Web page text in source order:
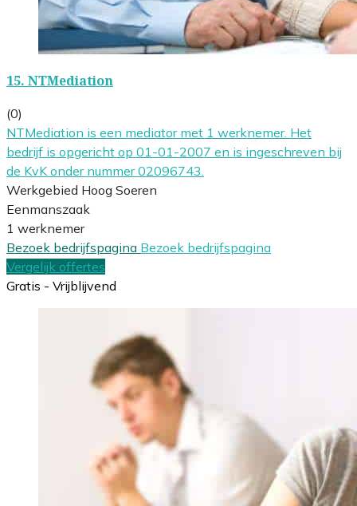
15. NTMediation
(0)
NTMediation is een mediator met 1 werknemer. Het
bedrijf is opgericht op 01-01-2007 en is ingeschreven bij
de KvK onder nummer 02096743.
Werkgebied Hoog Soeren
Eenmanszaak
1 werknemer
Bezoek bedrijfspagina Bezoek bedrijfspagina
Vergelijk offertes
Gratis - Vrijblijvend